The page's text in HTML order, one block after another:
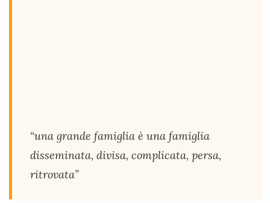
“una grande famiglia è una famiglia
disseminata, divisa, complicata, persa,
ritrovata”